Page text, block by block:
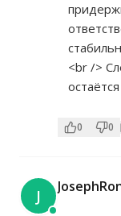
<br />
0 0
J